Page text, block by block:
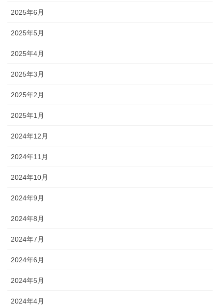
2025年6月
2025年5月
2025年4月
2025年3月
2025年2月
2025年1月
2024年12月
2024年11月
2024年10月
2024年9月
2024年8月
2024年7月
2024年6月
2024年5月
2024年4月